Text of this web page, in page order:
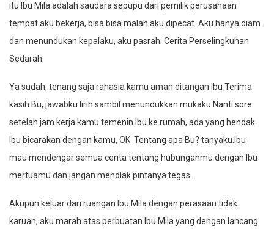
itu Ibu Mila adalah saudara sepupu dari pemilik perusahaan
tempat aku bekerja, bisa bisa malah aku dipecat. Aku hanya diam
dan menundukan kepalaku, aku pasrah. Cerita Perselingkuhan
Sedarah
Ya sudah, tenang saja rahasia kamu aman ditangan Ibu Terima
kasih Bu, jawabku lirih sambil menundukkan mukaku Nanti sore
setelah jam kerja kamu temenin Ibu ke rumah, ada yang hendak
Ibu bicarakan dengan kamu, OK. Tentang apa Bu? tanyaku.Ibu
mau mendengar semua cerita tentang hubunganmu dengan Ibu
mertuamu dan jangan menolak pintanya tegas.
Akupun keluar dari ruangan Ibu Mila dengan perasaan tidak
karuan, aku marah atas perbuatan Ibu Mila yang dengan lancang